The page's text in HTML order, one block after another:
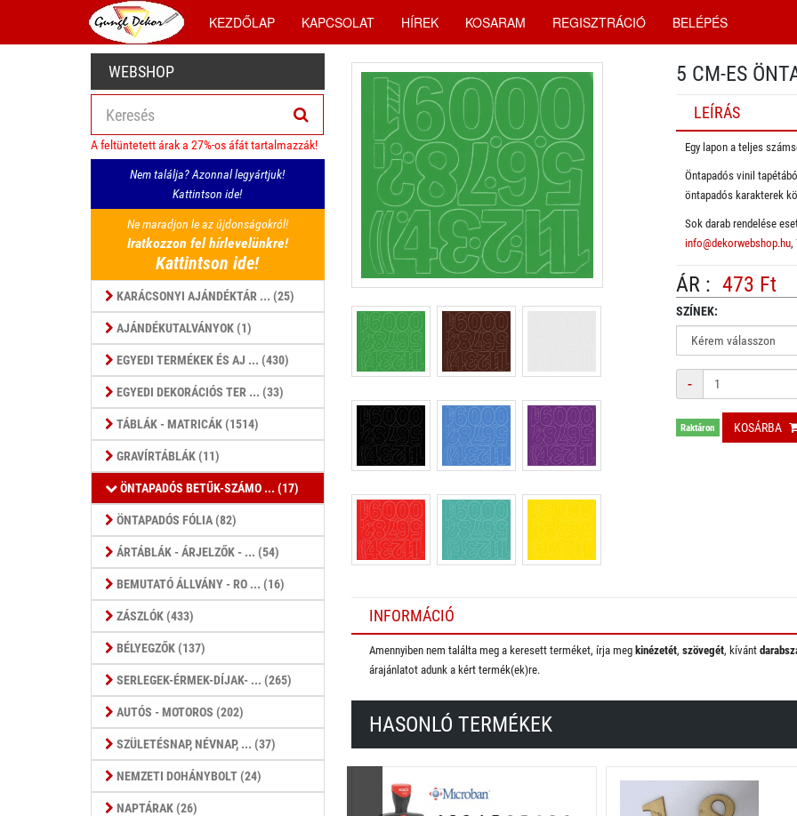
KEZDŐLAP KAPCSOLAT HÍREK KOSARAM REGISZTRÁCIÓ BELÉPÉS
WEBSHOP
A feltüntetett árak a 27%-os áfát tartalmazzák!
Nem találja? Azonnal legyártjuk!
Kattintson ide!
Ne maradjon le az újdonságokról!
Iratkozzon fel hírlevelünkre!
Kattintson ide!
KARÁCSONYI AJÁNDÉKTÁR ... (25)
AJÁNDÉKUTALVÁNYOK (1)
EGYEDI TERMÉKEK ÉS AJ ... (430)
EGYEDI DEKORÁCIÓS TER ... (33)
TÁBLÁK - MATRICÁK (1514)
GRAVÍRTÁBLÁK (11)
ÖNTAPADÓS BETŰK-SZÁMO ... (17)
ÖNTAPADÓS FÓLIA (82)
ÁRTÁBLÁK - ÁRJELZŐK - ... (54)
BEMUTATÓ ÁLLVÁNY - RO ... (16)
ZÁSZLÓK (433)
BÉLYEGZŐK (137)
SERLEGEK-ÉRMEK-DÍJAK- ... (265)
AUTÓS - MOTOROS (202)
SZÜLETÉSNAP, NÉVNAP, ... (37)
NEMZETI DOHÁNYBOLT (24)
NAPTÁRAK (26)
5 CM-ES
LEÍRÁS
Egy lapon a teljes
Öntapadós vinil
öntapadós karakterek
Sok darab rendelése
info@dekorwebshop.hu,
ÁR : 473 Ft
SZÍNEK:
Mennyiség
-
Raktáron KOSÁRBA
INFORMÁCIÓ
Amennyiben nem találta meg a keresett terméket, írja meg kinézetét, szövegét, kívánt
árajánlatot adunk a kért termék(ek)re.
HASONLÓ TERMÉKEK